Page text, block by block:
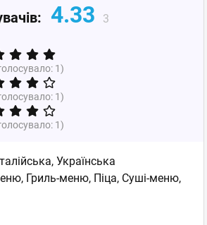
4.33 3
1)
1)
1)
Італійська, Українська
Гриль-меню, Піца, Суші-меню,